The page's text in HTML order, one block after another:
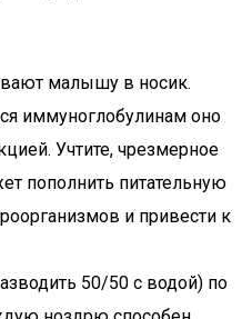
малышу в носик.
иммуноглобулинам оно
Учтите, чрезмерное
пополнить питательную
и привести к
50/50 с водой) по